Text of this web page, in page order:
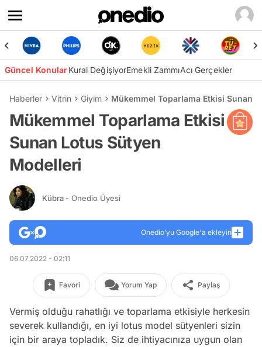
Güncel KonularKural DeğişiyorEmekli ZammıAcı Gerçekler
Haberler Vitrin Giyim Mükemmel Toparlama Etkisi Sunan
Mükemmel Toparlama Etkisi
Sunan Lotus Sütyen
Modelleri
Kübra - Onedio Üyesi
Onedio’yu Google'a ekleyin
06.07.2022 - 02:11
Favori Yorum Yap Paylaş
Vermiş olduğu rahatlığı ve toparlama etkisiyle herkesin
severek kullandığı, en iyi lotus model sütyenleri sizin
için bir araya topladık. Siz de ihtiyacınıza uygun olan